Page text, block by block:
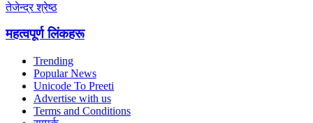
तेजेन्द्र श्रेष्ठ
महत्वपूर्ण लिंकहरू
Trending
Popular News
Unicode To Preeti
Advertise with us
Terms and Conditions